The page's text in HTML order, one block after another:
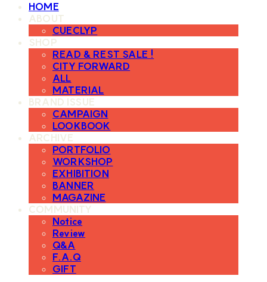
HOME
ABOUT
CUECLYP
SHOP
READ & REST SALE !
CITY FORWARD
ALL
MATERIAL
BRAND ISSUE
CAMPAIGN
LOOKBOOK
ARCHIVE
PORTFOLIO
WORKSHOP
EXHIBITION
BANNER
MAGAZINE
COMMUNITY
Notice
Review
Q&A
F.A.Q
GIFT